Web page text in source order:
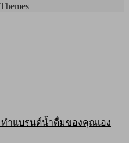
ทำแบรนด์น้ำดื่มของคุณเอง